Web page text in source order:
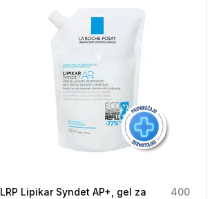
LRP Lipikar Syndet AP+, gel za
400